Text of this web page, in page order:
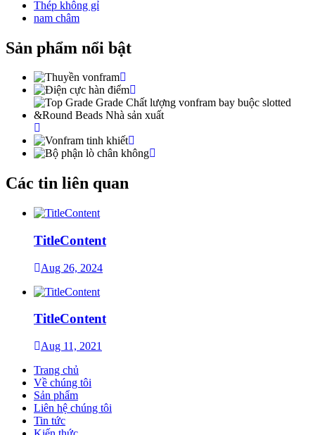
Thép không gỉ
nam châm
Sản phẩm nổi bật
Các tin liên quan
TitleContent
Aug 26, 2024
TitleContent
Aug 11, 2021
Trang chủ
Về chúng tôi
Sản phẩm
Liên hệ chúng tôi
Tin tức